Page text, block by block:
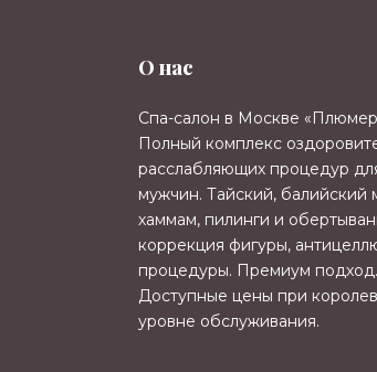
О нас
Спа-салон в Москве
Полный комплекс
расслабляющих процедур
мужчин. Тайский, балийский
хаммам, пилинги и
коррекция фигуры,
процедуры. Премиум подход.
Доступные цены при
уровне обслуживания.